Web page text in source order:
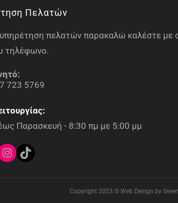
Πελατών
πελατών παρακαλώ καλέστε με
τηλέφωνο.
723 5769
Παρασκευή - 8:30 πμ με 5:00 μμ
Copyright 2023 © Web Design by